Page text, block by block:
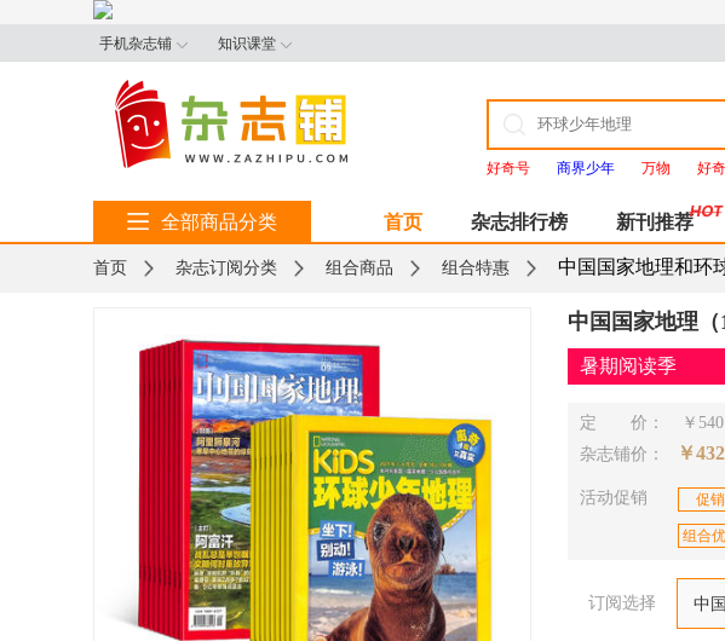
手机杂志铺 知识课堂
好奇号 商界少年 万物 好
全部商品分类 首页 杂志排行榜 新刊推荐
首页 杂志订阅分类 组合商品 组合特惠 中国国家地理和环
中国国家地理
暑期阅读季
定 价：
￥540
杂志铺价：
￥
活动促销 促
组合
订阅选择 中